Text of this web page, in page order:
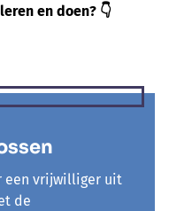
en doen? 👇
een vrijwilliger uit
de